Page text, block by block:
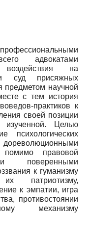
адвокатами
воздействия на
суд присяжных
предметом научной
с тем история
практиков к
своей позиции
изученной. Целью
психологических
помимо правовой
поверенными
к гуманизму
патриотизму,
к эмпатии, игра
противостоянии
механизму